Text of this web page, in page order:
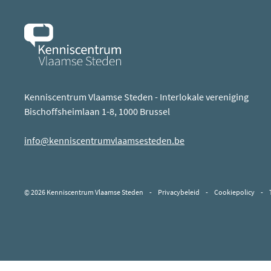
Kenniscentrum Vlaamse Steden - Interlokale vereniging
Bischoffsheimlaan 1-8, 1000 Brussel
info@kenniscentrumvlaamsesteden.be
© 2026 Kenniscentrum Vlaamse Steden - Privacybeleid - Cookiepolicy -